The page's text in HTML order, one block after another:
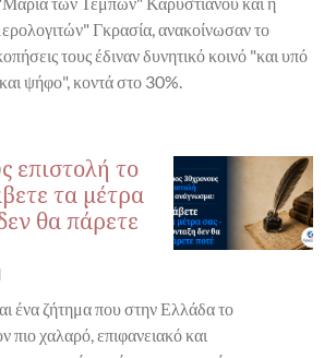
Γκρασία, ανακοίνωσαν το
τους έδιναν δυνητικό κοινό "και υπό
ψήφο", κοντά στο 30%.
επιστολή το
τα μέτρα
θα πάρετε
ένα ζήτημα που στην Ελλάδα το
πιο χαλαρό, επιφανειακό και